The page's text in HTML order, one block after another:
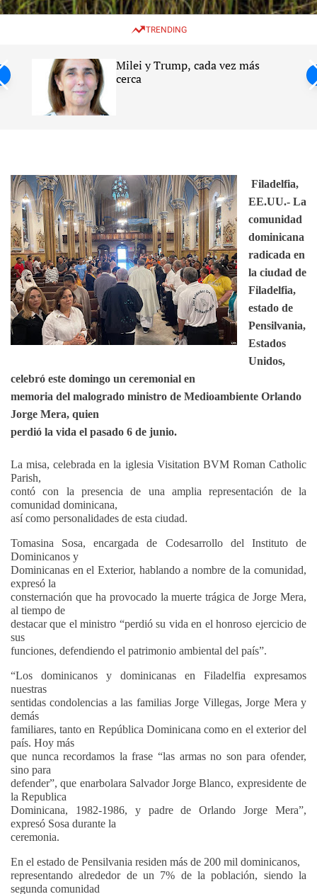
w
c
e
e
TRENDING
Milei y Trump, cada vez más
cerca
Filadelfia,
EE.UU.- La
comunidad
dominicana
radicada en
la ciudad de
Filadelfia,
estado de
Pensilvania,
Estados
Unidos,
celebró este domingo un ceremonial en
memoria del malogrado ministro de Medioambiente Orlando
Jorge Mera, quien
perdió la vida el pasado 6 de junio.
La misa, celebrada en la iglesia Visitation BVM Roman Catholic
Parish,
contó con la presencia de una amplia representación de la
comunidad dominicana,
así como personalidades de esta ciudad.
Tomasina Sosa, encargada de Codesarrollo del Instituto de
Dominicanos y
Dominicanas en el Exterior, hablando a nombre de la comunidad,
expresó la
consternación que ha provocado la muerte trágica de Jorge Mera,
al tiempo de
destacar que el ministro “perdió su vida en el honroso ejercicio de
sus
funciones, defendiendo el patrimonio ambiental del país”.
“Los dominicanos y dominicanas en Filadelfia expresamos
nuestras
sentidas condolencias a las familias Jorge Villegas, Jorge Mera y
demás
familiares, tanto en República Dominicana como en el exterior del
país. Hoy más
que nunca recordamos la frase “las armas no son para ofender,
sino para
defender”, que enarbolara Salvador Jorge Blanco, expresidente de
la Republica
Dominicana, 1982-1986, y padre de Orlando Jorge Mera”,
expresó Sosa durante la
ceremonia.
En el estado de Pensilvania residen más de 200 mil dominicanos,
representando alrededor de un 7% de la población, siendo la
segunda comunidad